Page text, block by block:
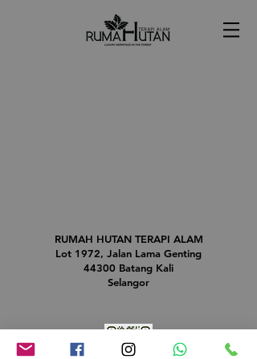
RUMAH HUTAN TERAPI ALAM
Lot 1972, Jalan Lama Genting
44300 Batang Kali
Selangor